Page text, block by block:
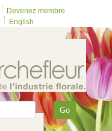
Devenez membre
English
Go